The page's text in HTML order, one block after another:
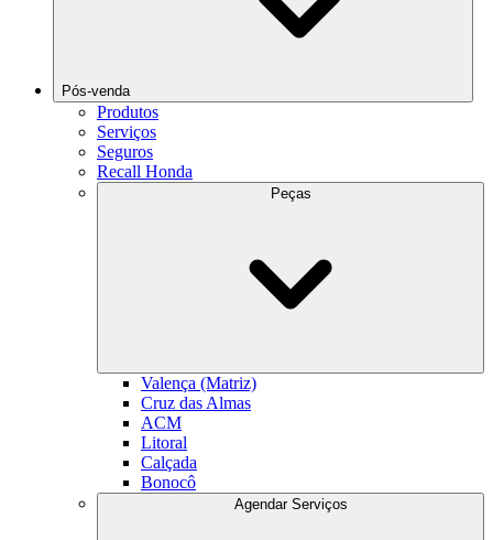
Pós-venda
Produtos
Serviços
Seguros
Recall Honda
Valença (Matriz)
Cruz das Almas
ACM
Litoral
Calçada
Bonocô